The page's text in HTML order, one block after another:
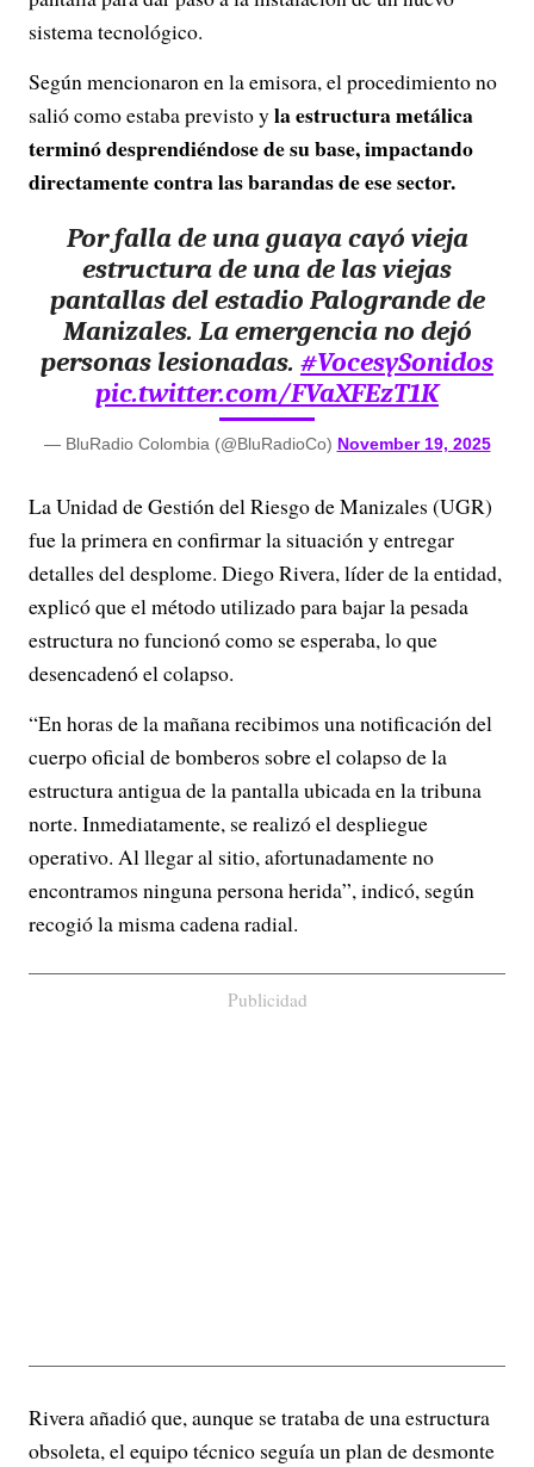
sistema tecnológico.
Según mencionaron en la emisora, el procedimiento no
salió como estaba previsto yla estructura metálica
terminó desprendiéndose de su base, impactando
directamente contra las barandas de ese sector.
Por falla de una guaya cayó vieja
estructura de una de las viejas
pantallas del estadio Palogrande de
Manizales. La emergencia no dejó
personas lesionadas. #VocesySonidos
pic.twitter.com/FVaXFEzT1K
— BluRadio Colombia (@BluRadioCo) November 19, 2025
La Unidad de Gestión del Riesgo de Manizales (UGR)
fue la primera en confirmar la situación y entregar
detalles del desplome. Diego Rivera, líder de la entidad,
explicó que el método utilizado para bajar la pesada
estructura no funcionó como se esperaba, lo que
desencadenó el colapso.
“En horas de la mañana recibimos una notificación del
cuerpo oficial de bomberos sobre el colapso de la
estructura antigua de la pantalla ubicada en la tribuna
norte. Inmediatamente, se realizó el despliegue
operativo. Al llegar al sitio, afortunadamente no
encontramos ninguna persona herida”, indicó, según
recogió la misma cadena radial.
Publicidad
Rivera añadió que, aunque se trataba de una estructura
obsoleta, el equipo técnico seguía un plan de desmonte